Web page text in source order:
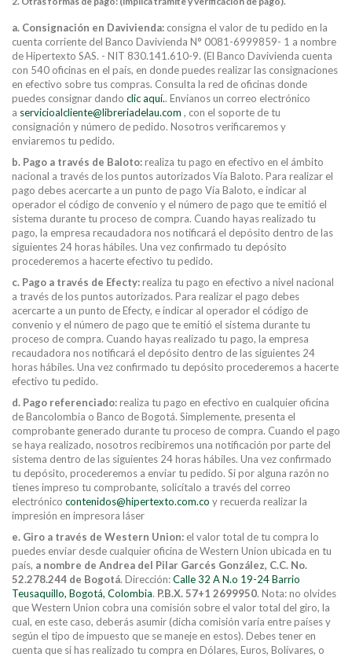
Buscar
a. Consignación en Davivienda: consigna el valor de tu pedido en la
cuenta corriente del Banco Davivienda N° 0081-6999859- 1 a nombre
de Hipertexto SAS. - NIT 830.141.610-9. (El Banco Davivienda cuenta
con 540 oficinas en el país, en donde puedes realizar las consignaciones
en efectivo sobre tus compras. Consulta la red de oficinas donde
puedes consignar dando clic aquí.. Envíanos un correo electrónico
a servicioalcliente@libreriadelau.com , con el soporte de tu
consignación y número de pedido. Nosotros verificaremos y
enviaremos tu pedido.
b. Pago a través de Baloto:realiza tu pago en efectivo en el ámbito
nacional a través de los puntos autorizados Vía Baloto. Para realizar el
pago debes acercarte a un punto de pago Vía Baloto, e indicar al
operador el código de convenio y el número de pago que te emitió el
sistema durante tu proceso de compra. Cuando hayas realizado tu
pago, la empresa recaudadora nos notificará el depósito dentro de las
siguientes 24 horas hábiles. Una vez confirmado tu depósito
procederemos a hacerte efectivo tu pedido.
c. Pago a través de Efecty:realiza tu pago en efectivo a nivel nacional
a través de los puntos autorizados. Para realizar el pago debes
acercarte a un punto de Efecty, e indicar al operador el código de
convenio y el número de pago que te emitió el sistema durante tu
proceso de compra. Cuando hayas realizado tu pago, la empresa
recaudadora nos notificará el depósito dentro de las siguientes 24
horas hábiles. Una vez confirmado tu depósito procederemos a hacerte
efectivo tu pedido.
d. Pago referenciado:realiza tu pago en efectivo en cualquier oficina
de Bancolombia o Banco de Bogotá. Simplemente, presenta el
comprobante generado durante tu proceso de compra. Cuando el pago
se haya realizado, nosotros recibiremos una notificación por parte del
sistema dentro de las siguientes 24 horas hábiles. Una vez confirmado
tu depósito, procederemos a enviar tu pedido. Si por alguna razón no
tienes impreso tu comprobante, solicítalo a través del correo
electrónico contenidos@hipertexto.com.co y recuerda realizar la
impresión en impresora láser
e. Giro a través de Western Union: el valor total de tu compra lo
puedes enviar desde cualquier oficina de Western Union ubicada en tu
país, a nombre de Andrea del Pilar Garcés González, C.C. No.
52.278.244 de Bogotá. Dirección:Calle 32 A N.o 19-24 Barrio
Teusaquillo, Bogotá, Colombia. P.B.X. 57+1 2699950. Nota: no olvides
que Western Union cobra una comisión sobre el valor total del giro, la
cual, en este caso, deberás asumir (dicha comisión varía entre países y
según el tipo de impuesto que se maneje en estos). Debes tener en
cuenta que si has realizado tu compra en Dólares, Euros, Bolívares, o